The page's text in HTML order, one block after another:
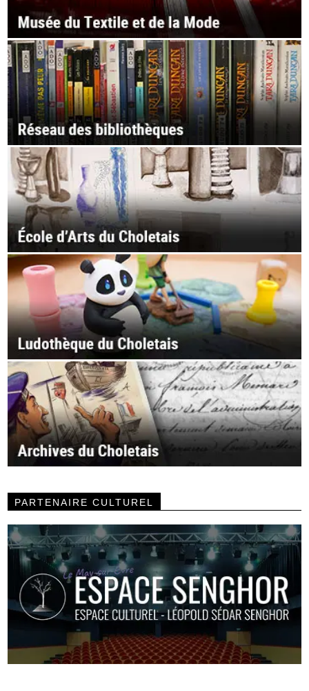
PARTENAIRE CULTUREL